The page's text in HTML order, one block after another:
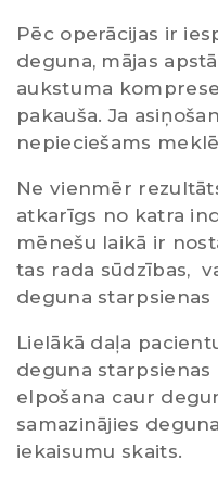
Pēc operācijas ir
deguna, mājas
aukstuma
pakauša. Ja
nepieciešams
Ne vienmēr
atkarīgs no katra
mēnešu laikā ir
tas rada sūdzības,
deguna starpsienas
Lielākā daļa
deguna starpsienas
elpošana caur
samazinājies
iekaisumu skaits.